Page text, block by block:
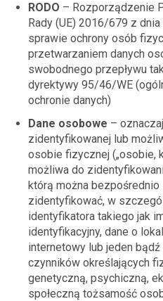
RODO – Rozporządzenie
Rady (UE) 2016/679 z
sprawie ochrony osób
przetwarzaniem danych
swobodnego przepływu
dyrektywy 95/46/WE
ochronie danych)
Dane osobowe –
zidentyfikowanej lub
osobie fizycznej („osobie,
możliwa do
którą można bezpośrednio
zidentyfikować, w
identyfikatora takiego jak
identyfikacyjny, dane o
internetowy lub jeden
czynników określających
genetyczną, psychiczną,
społeczną tożsamość